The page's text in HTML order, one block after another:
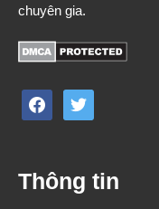
chuyên gia.
facebooktwitter
Thông tin